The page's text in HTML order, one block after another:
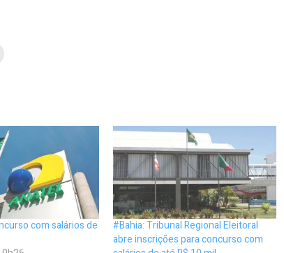
com salários de
#Bahia: Tribunal Regional Eleitoral
abre inscrições para concurso com